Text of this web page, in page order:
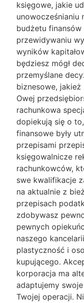
księgowe, jakie
unowocześnianiu
budżetu finansów
przewidywaniu
wyników
będziesz mógł
przemyślane
biznesowe,
Owej
rachunkowa
dopiekują się o
finansowe były
przepisami
księgowalnicze
rachunkowców,
swe kwalifikacje
na aktualnie z
przepisach
zdobywasz
pewnych
naszego
plastyczność i
kupującego.
korporacja ma
adaptujemy
Twojej operacji.